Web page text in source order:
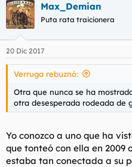
Max_Demian
Puta rata traicionera
20 Dic 2017
Verruga rebuznó:
Otra que nunca se ha
otra desesperada rodeada de
Yo conozco a uno que ha
que tonteó con ella en 2009
estaba tan conectada a su